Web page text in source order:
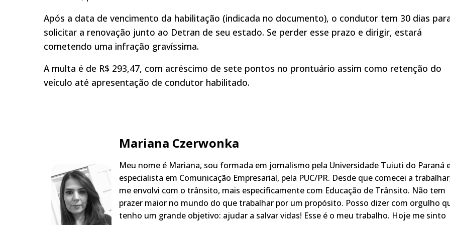
Após a data de vencimento da habilitação (indicada no documento), o condutor tem 30 dias
solicitar a renovação junto ao Detran de seu estado. Se perder esse prazo e dirigir, estará
cometendo uma infração gravíssima.
A multa é de R$ 293,47, com acréscimo de sete pontos no prontuário assim como retenção do
veículo até apresentação de condutor habilitado.
Mariana Czerwonka
Meu nome é Mariana, sou formada em jornalismo pela Universidade Tuiuti do Paraná
especialista em Comunicação Empresarial, pela PUC/PR. Desde que comecei a
me envolvi com o trânsito, mais especificamente com Educação de Trânsito. Não tem
prazer maior no mundo do que trabalhar por um propósito. Posso dizer com orgulho
tenho um grande objetivo: ajudar a salvar vidas! Esse é o meu trabalho. Hoje me sinto